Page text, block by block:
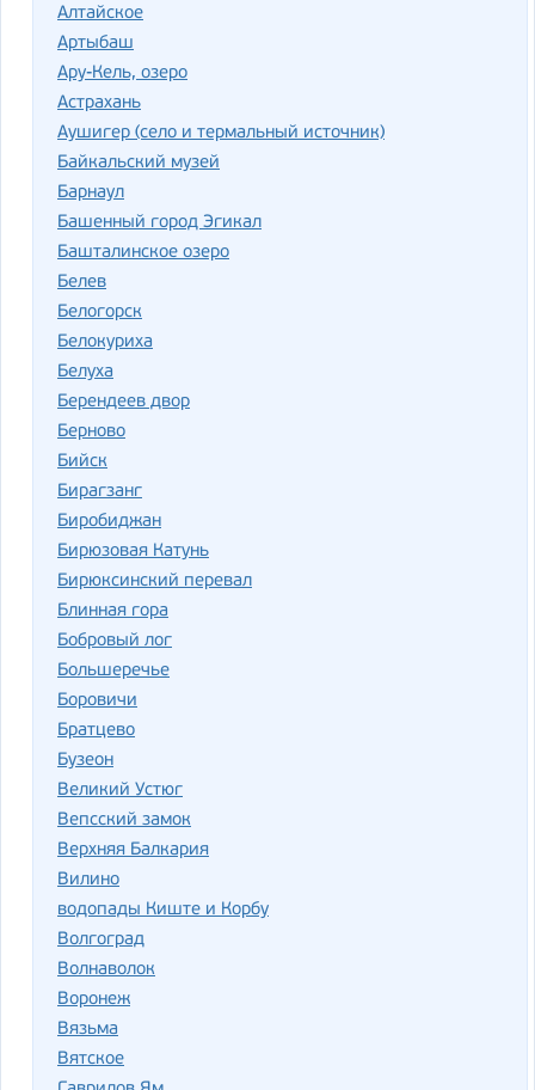
Алтайское
Артыбаш
Ару-Кель, озеро
Астрахань
Аушигер (село и термальный источник)
Байкальский музей
Барнаул
Башенный город Эгикал
Башталинское озеро
Белев
Белогорск
Белокуриха
Белуха
Берендеев двор
Берново
Бийск
Бирагзанг
Биробиджан
Бирюзовая Катунь
Бирюксинский перевал
Блинная гора
Бобровый лог
Большеречье
Боровичи
Братцево
Бузеон
Великий Устюг
Вепсский замок
Верхняя Балкария
Вилино
водопады Киште и Корбу
Волгоград
Волнаволок
Воронеж
Вязьма
Вятское